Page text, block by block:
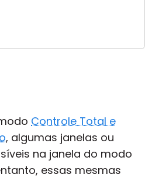
Controle Total e
, algumas janelas ou
na janela do modo
essas mesmas